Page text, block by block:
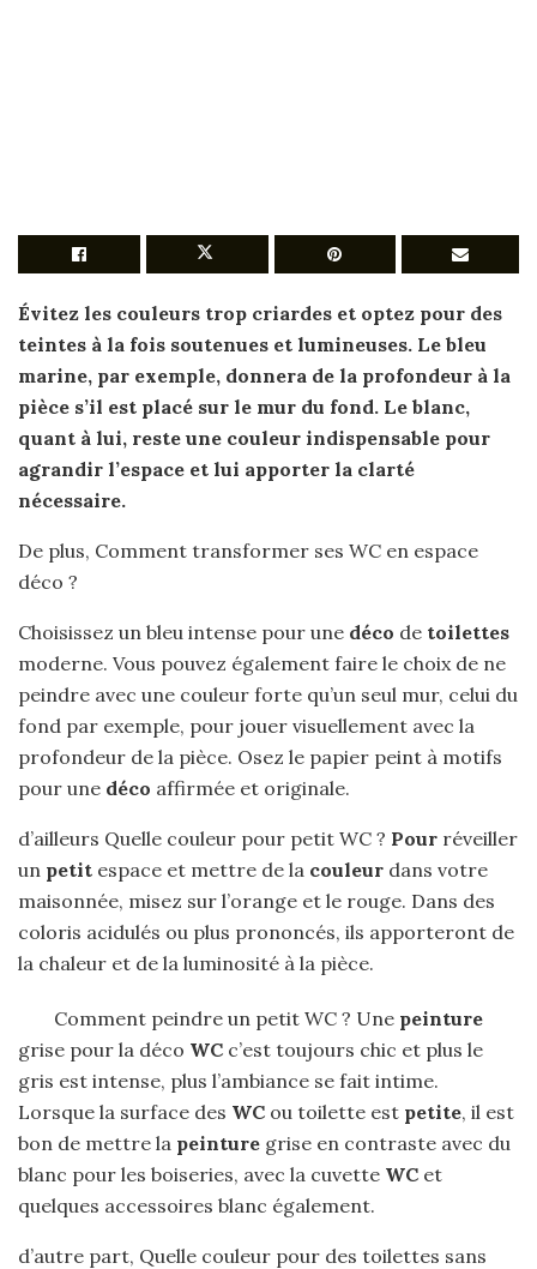
Évitez les couleurs trop criardes et optez pour des
teintes à la fois soutenues et lumineuses. Le bleu
marine, par exemple, donnera de la profondeur à la
pièce s’il est placé sur le mur du fond. Le blanc,
quant à lui, reste une couleur indispensable pour
agrandir l’espace et lui apporter la clarté
nécessaire.
De plus, Comment transformer ses WC en espace
déco ?
Choisissez un bleu intense pour une déco de toilettes
moderne. Vous pouvez également faire le choix de ne
peindre avec une couleur forte qu’un seul mur, celui du
fond par exemple, pour jouer visuellement avec la
profondeur de la pièce. Osez le papier peint à motifs
pour une déco affirmée et originale.
d’ailleurs Quelle couleur pour petit WC ? Pour réveiller
un petit espace et mettre de la couleur dans votre
maisonnée, misez sur l’orange et le rouge. Dans des
coloris acidulés ou plus prononcés, ils apporteront de
la chaleur et de la luminosité à la pièce.
Comment peindre un petit WC ? Une peinture
grise pour la déco WC c’est toujours chic et plus le
gris est intense, plus l’ambiance se fait intime.
Lorsque la surface des WC ou toilette est petite, il est
bon de mettre la peinture grise en contraste avec du
blanc pour les boiseries, avec la cuvette WC et
quelques accessoires blanc également.
d’autre part, Quelle couleur pour des toilettes sans